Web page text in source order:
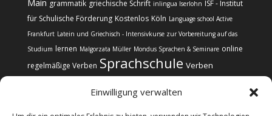
Einwilligung verwalten
Main grammatik griechische Schrift inlingua Iserlohn ISF - Institut
für Schulische Förderung Kostenlos Köln Language school Active
Frankfurt Latein und Griechisch - Intensivkurse zur Vorbereitung auf das
Studium lernen Malgorzata Müller Mondus Sprachen & Seminare online
regelmäßige Verben Sprachschule Verben